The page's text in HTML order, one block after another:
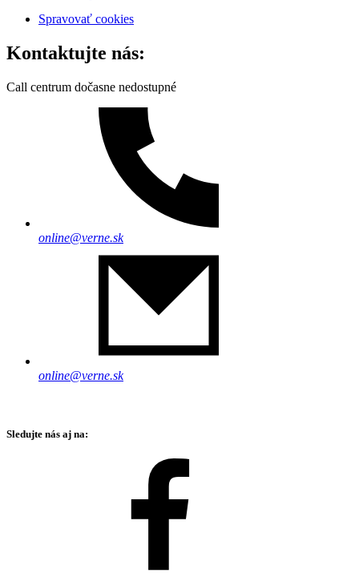
Spravovať cookies
Kontaktujte nás:
Call centrum dočasne nedostupné
online@verne.sk
online@verne.sk
Sledujte nás aj na: